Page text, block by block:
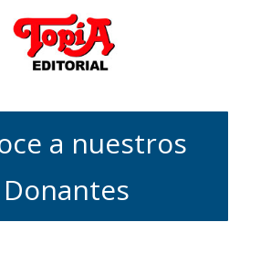
a nuestros
Donantes